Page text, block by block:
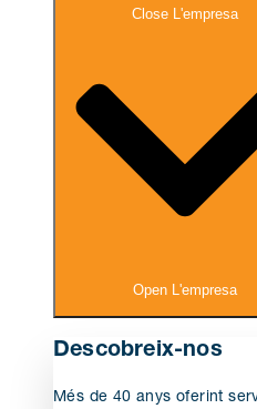
Close L'empresa
Open L'empresa
Descobreix-nos
Més de 40 anys oferint